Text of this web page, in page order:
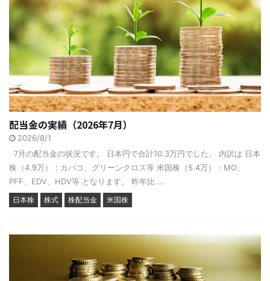
配当金の実績（2026年7月）
2026/8/1
7月の配当金の状況です。 日本円で合計10.3万円でした。 内訳は 日本
株（4.9万）：カバコ、グリーンクロス等 米国株（5.4万）：MO、
PFF、EDV、HDV等 となります。 昨年比 ...
日本株 株式 株配当金 米国株